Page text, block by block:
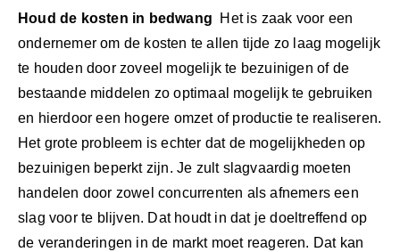
Houd de kosten in bedwang Het is zaak voor een
ondernemer om de kosten te allen tijde zo laag mogelijk
te houden door zoveel mogelijk te bezuinigen of de
bestaande middelen zo optimaal mogelijk te gebruiken
en hierdoor een hogere omzet of productie te realiseren.
Het grote probleem is echter dat de mogelijkheden op
bezuinigen beperkt zijn. Je zult slagvaardig moeten
handelen door zowel concurrenten als afnemers een
slag voor te blijven. Dat houdt in dat je doeltreffend op
de veranderingen in de markt moet reageren. Dat kan